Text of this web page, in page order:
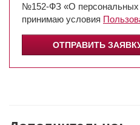
№152-ФЗ «О персональных
принимаю условия